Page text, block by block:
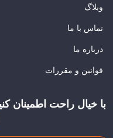
وبلاگ
تماس با ما
درباره ما
قوانین و مقررات
با خیال راحت اطمینان